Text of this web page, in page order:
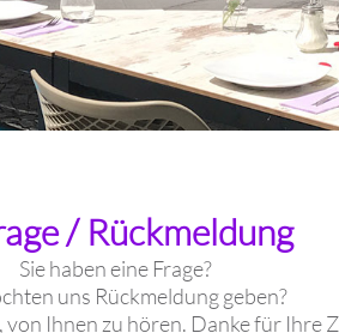
/ Rückmeldung
Sie haben eine Frage?
uns Rückmeldung geben?
Ihnen zu hören. Danke für Ihre